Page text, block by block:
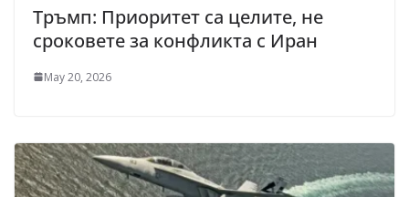
Тръмп: Приоритет са целите, не
сроковете за конфликта с Иран
May 20, 2026